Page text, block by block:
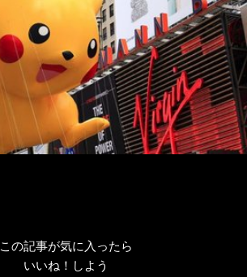
この記事が気に入ったら
いいね！しよう